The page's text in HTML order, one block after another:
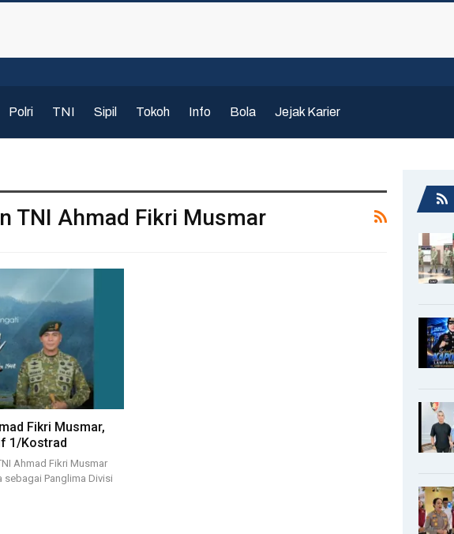
Polri TNI Sipil Tokoh Info Bola Jejak Karier
TNI Ahmad Fikri Musmar
Fikri Musmar,
1/Kostrad
Ahmad Fikri Musmar
sebagai Panglima Divisi